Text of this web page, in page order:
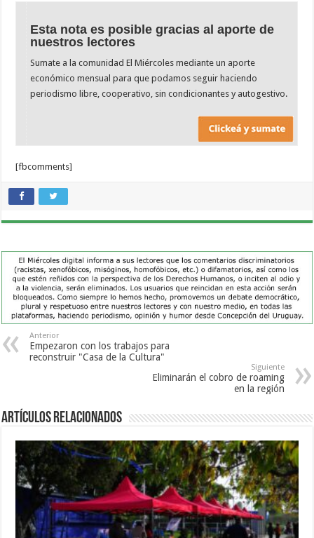
Esta nota es posible gracias al aporte de
nuestros lectores
Sumate a la comunidad El Miércoles mediante un aporte
económico mensual para que podamos seguir haciendo
periodismo libre, cooperativo, sin condicionantes y autogestivo.
[fbcomments]
Anterior
Empezaron con los trabajos para
reconstruir "Casa de la Cultura"
Siguiente
Eliminarán el cobro de roaming
en la región
Artículos Relacionados